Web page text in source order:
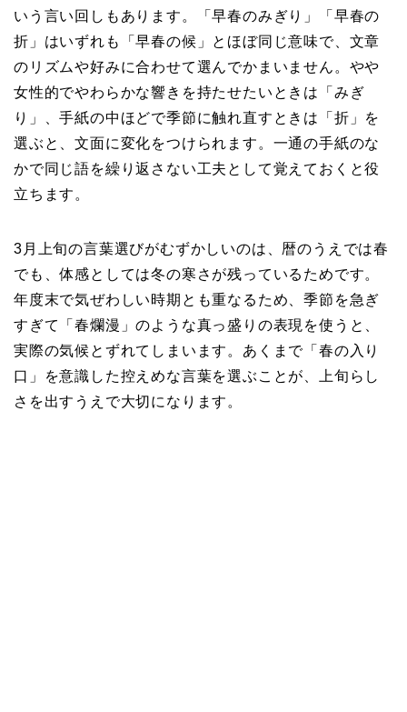
いう言い回しもあります。「早春のみぎり」「早春の
折」はいずれも「早春の候」とほぼ同じ意味で、文章
のリズムや好みに合わせて選んでかまいません。やや
女性的でやわらかな響きを持たせたいときは「みぎ
り」、手紙の中ほどで季節に触れ直すときは「折」を
選ぶと、文面に変化をつけられます。一通の手紙のな
かで同じ語を繰り返さない工夫として覚えておくと役
立ちます。
3月上旬の言葉選びがむずかしいのは、暦のうえでは春
でも、体感としては冬の寒さが残っているためです。
年度末で気ぜわしい時期とも重なるため、季節を急ぎ
すぎて「春爛漫」のような真っ盛りの表現を使うと、
実際の気候とずれてしまいます。あくまで「春の入り
口」を意識した控えめな言葉を選ぶことが、上旬らし
さを出すうえで大切になります。